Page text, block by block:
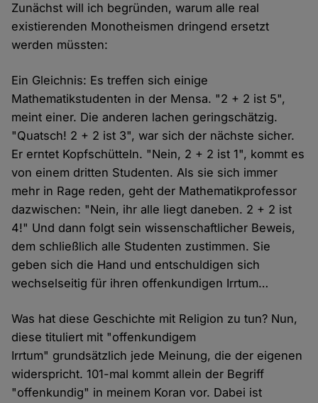
Zunächst will ich begründen, warum alle real
existierenden Monotheismen dringend ersetzt
werden müssten:
Ein Gleichnis: Es treffen sich einige
Mathematikstudenten in der Mensa. "2 + 2 ist 5",
meint einer. Die anderen lachen geringschätzig.
"Quatsch! 2 + 2 ist 3", war sich der nächste sicher.
Er erntet Kopfschütteln. "Nein, 2 + 2 ist 1", kommt es
von einem dritten Studenten. Als sie sich immer
mehr in Rage reden, geht der Mathematikprofessor
dazwischen: "Nein, ihr alle liegt daneben. 2 + 2 ist
4!" Und dann folgt sein wissenschaftlicher Beweis,
dem schließlich alle Studenten zustimmen. Sie
geben sich die Hand und entschuldigen sich
wechselseitig für ihren offenkundigen Irrtum…
Was hat diese Geschichte mit Religion zu tun? Nun,
diese tituliert mit "offenkundigem
Irrtum" grundsätzlich jede Meinung, die der eigenen
widerspricht. 101-mal kommt allein der Begriff
"offenkundig" in meinem Koran vor. Dabei ist